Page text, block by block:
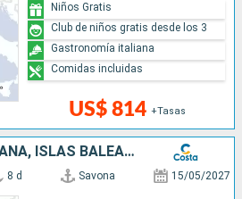
US$ 814 +Tasas
Niños Gratis
Club de niños gratis desde los 3
Gastronomía italiana
Comidas incluidas
ITALIA, FRANCIA, ESPAÑA, ISLAS BALEARES
8 d Savona 15/05/2027